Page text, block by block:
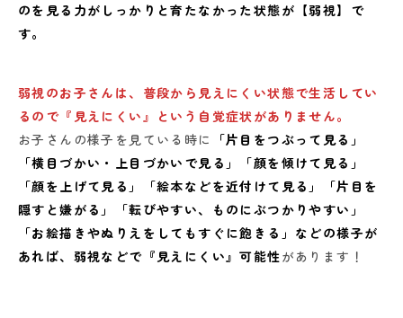
のを見る力がしっかりと育たなかった状態が【弱視】で
す。
弱視のお子さんは、普段から見えにくい状態で生活してい
るので『見えにくい』という自覚症状がありません。
お子さんの様子を見ている時に
「片目をつぶって見る」
「横目づかい・上目づかいで見る」「顔を傾けて見る」
「顔を上げて見る」「絵本などを近付けて見る」「片目を
隠すと嫌がる」「転びやすい、ものにぶつかりやすい」
「お絵描きやぬりえをしてもすぐに飽きる」などの様子が
あれば、弱視などで『見えにくい』可能性があります！